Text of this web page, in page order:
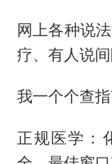
网上各种说
疗、有人说间
我一个个查
正规医学：